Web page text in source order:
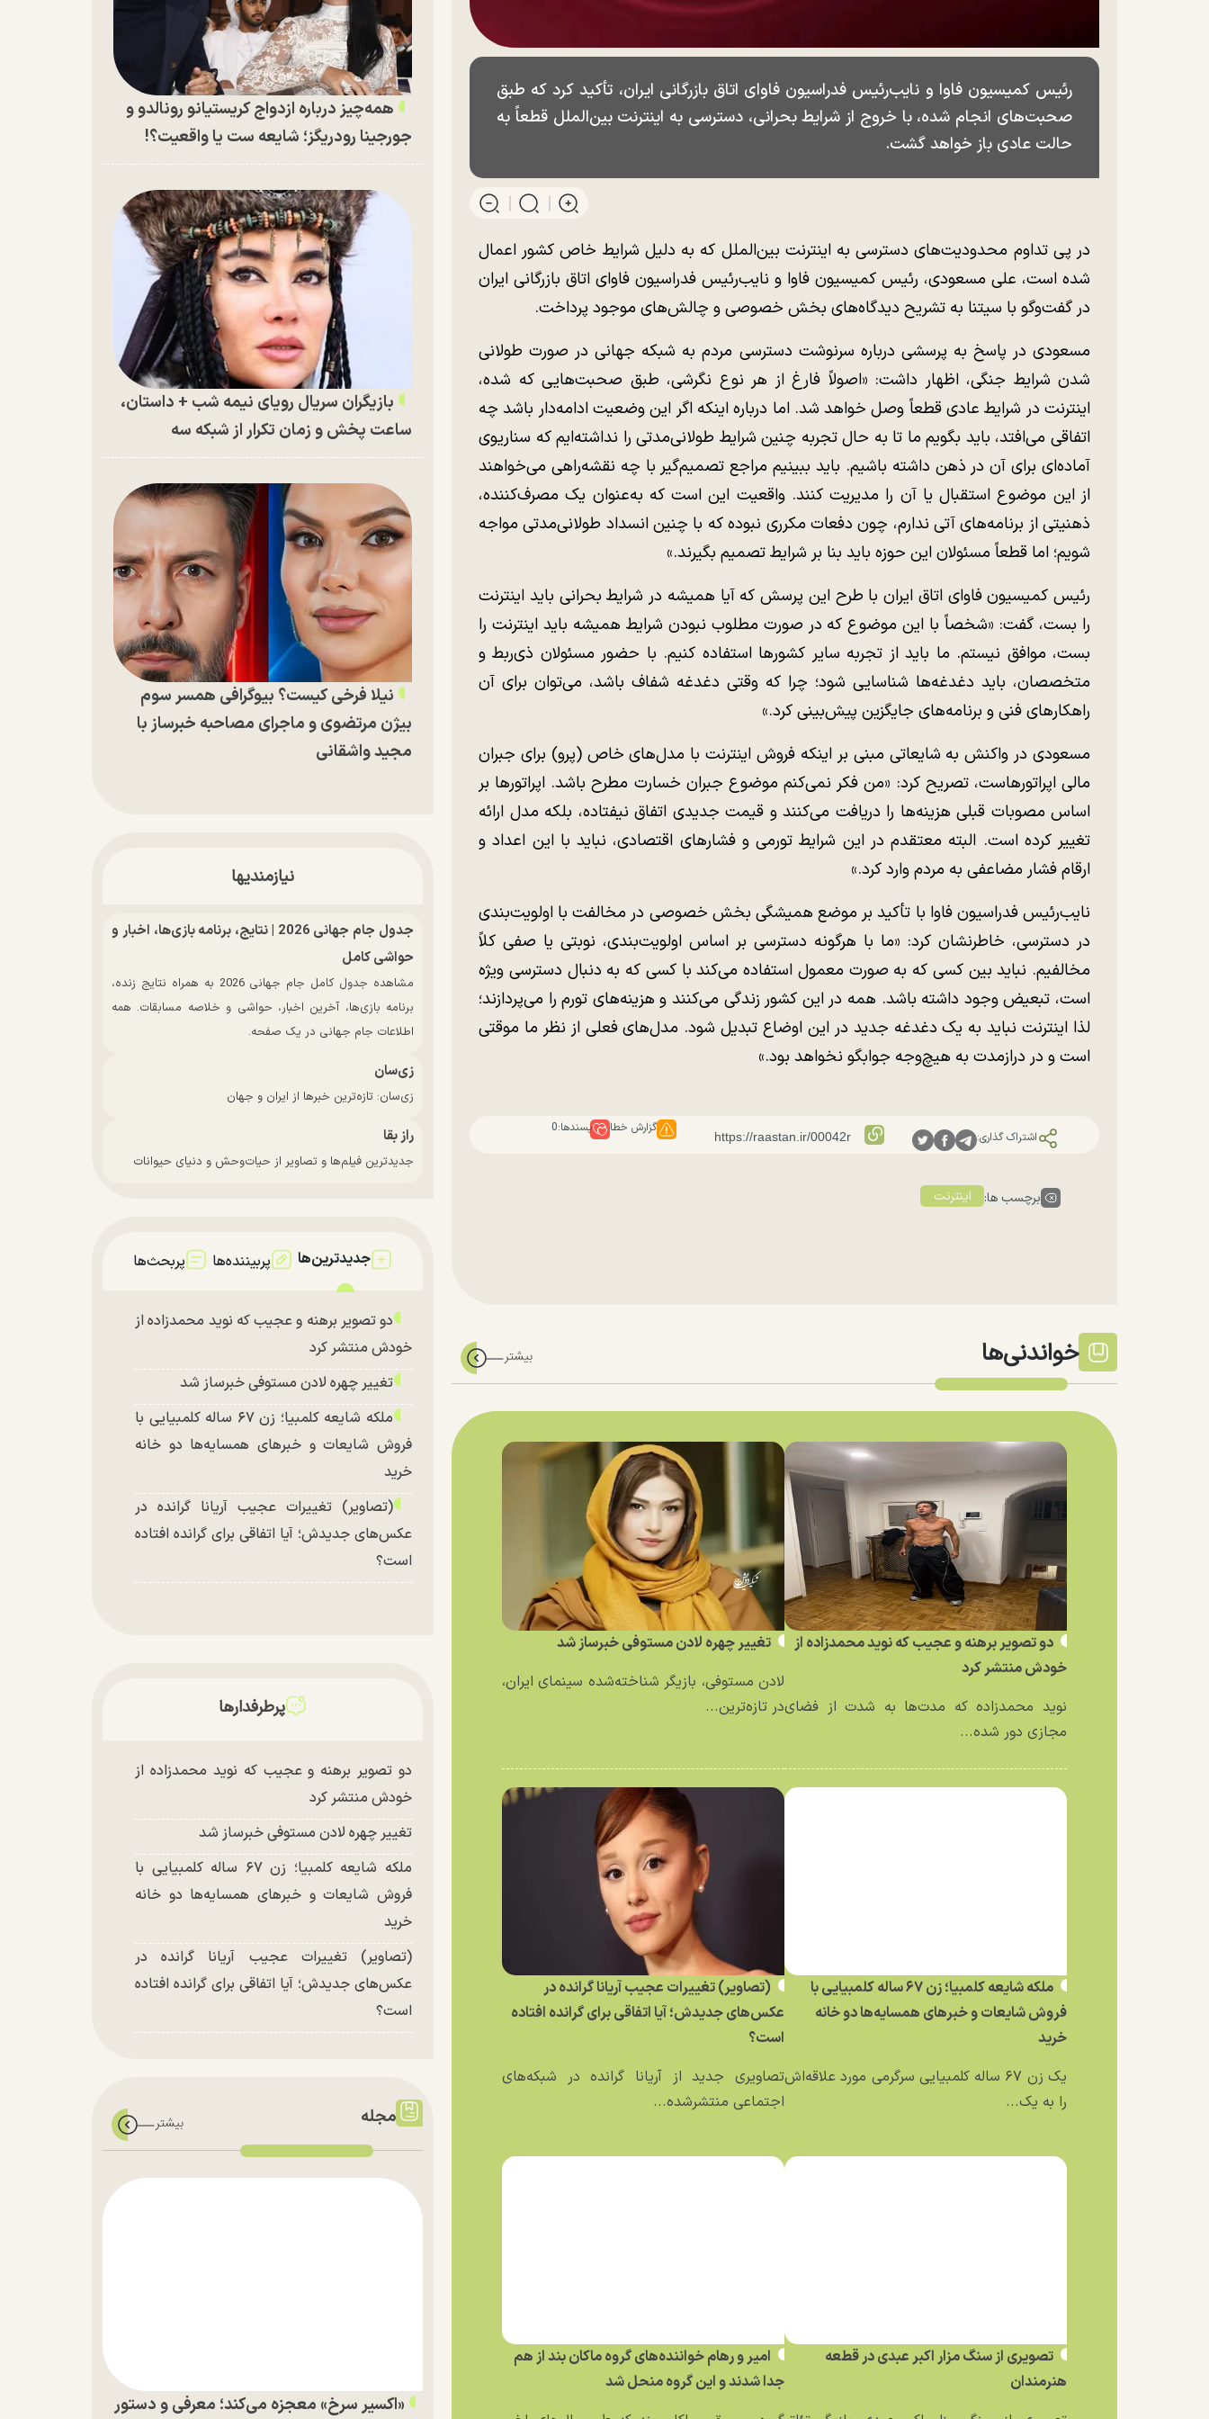
رئیس کمیسیون فاوا و نایب‌رئیس فدراسیون فاوای اتاق بازرگانی ایران، تأکید کرد که طبق
صحبت‌های انجام شده، با خروج از شرایط بحرانی، دسترسی به اینترنت بین‌الملل قطعاً به
حالت عادی باز خواهد گشت.
در پی تداوم محدودیت‌های دسترسی به اینترنت بین‌الملل که به دلیل شرایط خاص کشور اعمال
شده است، علی مسعودی، رئیس کمیسیون فاوا و نایب‌رئیس فدراسیون فاوای اتاق بازرگانی ایران
در گفت‌و‌گو با سیتنا به تشریح دیدگاه‌های بخش خصوصی و چالش‌های موجود پرداخت.
مسعودی در پاسخ به پرسشی درباره سرنوشت دسترسی مردم به شبکه جهانی در صورت طولانی
شدن شرایط جنگی، اظهار داشت: «اصولاً فارغ از هر نوع نگرشی، طبق صحبت‌هایی که شده،
اینترنت در شرایط عادی قطعاً وصل خواهد شد. اما درباره اینکه اگر این وضعیت ادامه‌دار باشد چه
اتفاقی می‌افتد، باید بگویم ما تا به حال تجربه چنین شرایط طولانی‌مدتی را نداشته‌ایم که سناریوی
آماده‌ای برای آن در ذهن داشته باشیم. باید ببینیم مراجع تصمیم‌گیر با چه نقشه‌راهی می‌خواهند
از این موضوع استقبال یا آن را مدیریت کنند. واقعیت این است که به‌عنوان یک مصرف‌کننده،
ذهنیتی از برنامه‌های آتی ندارم، چون دفعات مکرری نبوده که با چنین انسداد طولانی‌مدتی مواجه
شویم؛ اما قطعاً مسئولان این حوزه باید بنا بر شرایط تصمیم بگیرند.»
رئیس کمیسیون فاوای اتاق ایران با طرح این پرسش که آیا همیشه در شرایط بحرانی باید اینترنت
را بست، گفت: «شخصاً با این موضوع که در صورت مطلوب نبودن شرایط همیشه باید اینترنت را
بست، موافق نیستم. ما باید از تجربه سایر کشور‌ها استفاده کنیم. با حضور مسئولان ذی‌ربط و
متخصصان، باید دغدغه‌ها شناسایی شود؛ چرا که وقتی دغدغه شفاف باشد، می‌توان برای آن
راهکار‌های فنی و برنامه‌های جایگزین پیش‌بینی کرد.»
مسعودی در واکنش به شایعاتی مبنی بر اینکه فروش اینترنت با مدل‌های خاص (پرو) برای جبران
مالی اپراتورهاست، تصریح کرد: «من فکر نمی‌کنم موضوع جبران خسارت مطرح باشد. اپراتور‌ها بر
اساس مصوبات قبلی هزینه‌ها را دریافت می‌کنند و قیمت جدیدی اتفاق نیفتاده، بلکه مدل ارائه
تغییر کرده است. البته معتقدم در این شرایط تورمی و فشار‌های اقتصادی، نباید با این اعداد و
ارقام فشار مضاعفی به مردم وارد کرد.»
نایب‌رئیس فدراسیون فاوا با تأکید بر موضع همیشگی بخش خصوصی در مخالفت با اولویت‌بندی
در دسترسی، خاطرنشان کرد: «ما با هرگونه دسترسی بر اساس اولویت‌بندی، نوبتی یا صفی کلاً
مخالفیم. نباید بین کسی که به صورت معمول استفاده می‌کند با کسی که به دنبال دسترسی ویژه
است، تبعیض وجود داشته باشد. همه در این کشور زندگی می‌کنند و هزینه‌های تورم را می‌پردازند؛
لذا اینترنت نباید به یک دغدغه جدید در این اوضاع تبدیل شود. مدل‌های فعلی از نظر ما موقتی
است و در درازمدت به هیچ‌وجه جوابگو نخواهد بود.»
اشتراک گذاری:
گزارش خطا پسندها:0
برچسب ها: اینترنت
خواندنی‌ها
دو تصویر برهنه و عجیب که نوید محمدزاده از
خودش منتشر کرد
نوید محمدزاده که مدت‌ها به شدت از فضای
مجازی دور شده...
تغییر چهره لادن مستوفی خبرساز شد
لادن مستوفی، بازیگر شناخته‌شده سینمای ایران،
در تازه‌ترین...
ملکه شایعه کلمبیا؛ زن ۶۷ ساله کلمبیایی با
فروش شایعات و خبر‌های همسایه‌ها دو خانه
خرید
یک زن ۶۷ ساله کلمبیایی سرگرمی مورد علاقه‌اش
را به یک...
(تصاویر) تغییرات عجیب آریانا گرانده در
عکس‌های جدیدش؛ آیا اتفاقی برای گرانده افتاده
است؟
تصاویری جدید از آریانا گرانده در شبکه‌های
اجتماعی منتشرشده...
تصویری از سنگ مزار اکبر عبدی در قطعه
هنرمندان
امیر و رهام خواننده‌های گروه ماکان بند از هم
جدا شدند و این گروه منحل شد
همه‌چیز درباره ازدواج کریستیانو رونالدو و
جورجینا رودریگز؛ شایعه ست یا واقعیت؟!
بازیگران سریال رویای نیمه شب + داستان،
ساعت پخش و زمان تکرار از شبکه سه
نیلا فرخی کیست؟ بیوگرافی همسر سوم
بیژن مرتضوی و ماجرای مصاحبه خبرساز با
مجید واشقانی
نیازمندیها
جدول جام جهانی 2026 | نتایج، برنامه بازی‌ها، اخبار و
حواشی کامل
مشاهده جدول کامل جام جهانی 2026 به همراه نتایج زنده،
برنامه بازی‌ها، آخرین اخبار، حواشی و خلاصه مسابقات. همه
اطلاعات جام جهانی در یک صفحه.
زی‌سان
زی‌سان: تازه‌ترین خبرها از ایران و جهان
راز بقا
جدیدترین فیلم‌ها و تصاویر از حیات‌وحش و دنیای حیوانات
جدیدترین‌ها پربیننده‌ها پربحث‌ها
دو تصویر برهنه و عجیب که نوید محمدزاده از
خودش منتشر کرد
تغییر چهره لادن مستوفی خبرساز شد
ملکه شایعه کلمبیا؛ زن ۶۷ ساله کلمبیایی با
فروش شایعات و خبر‌های همسایه‌ها دو خانه
خرید
(تصاویر) تغییرات عجیب آریانا گرانده در
عکس‌های جدیدش؛ آیا اتفاقی برای گرانده افتاده
است؟
پرطرفدارها
دو تصویر برهنه و عجیب که نوید محمدزاده از
خودش منتشر کرد
تغییر چهره لادن مستوفی خبرساز شد
ملکه شایعه کلمبیا؛ زن ۶۷ ساله کلمبیایی با
فروش شایعات و خبر‌های همسایه‌ها دو خانه
خرید
(تصاویر) تغییرات عجیب آریانا گرانده در
عکس‌های جدیدش؛ آیا اتفاقی برای گرانده افتاده
است؟
مجله
«اکسیر سرخ» معجزه می‌کند؛ معرفی و دستور